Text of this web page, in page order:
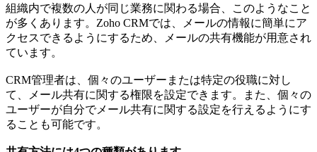
組織内で複数の人が同じ業務に関わる場合、このようなこと
が多くあります。Zoho CRMでは、メールの情報に簡単にア
クセスできるようにするため、メールの共有機能が用意され
ています。
CRM管理者は、個々のユーザーまたは特定の役職に対し
て、メール共有に関する権限を設定できます。また、個々の
ユーザーが自分でメール共有に関する設定を行えるようにす
ることも可能です。